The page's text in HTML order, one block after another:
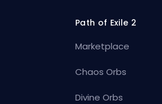
Path of Exile 2
Marketplace
Chaos Orbs
Divine Orbs